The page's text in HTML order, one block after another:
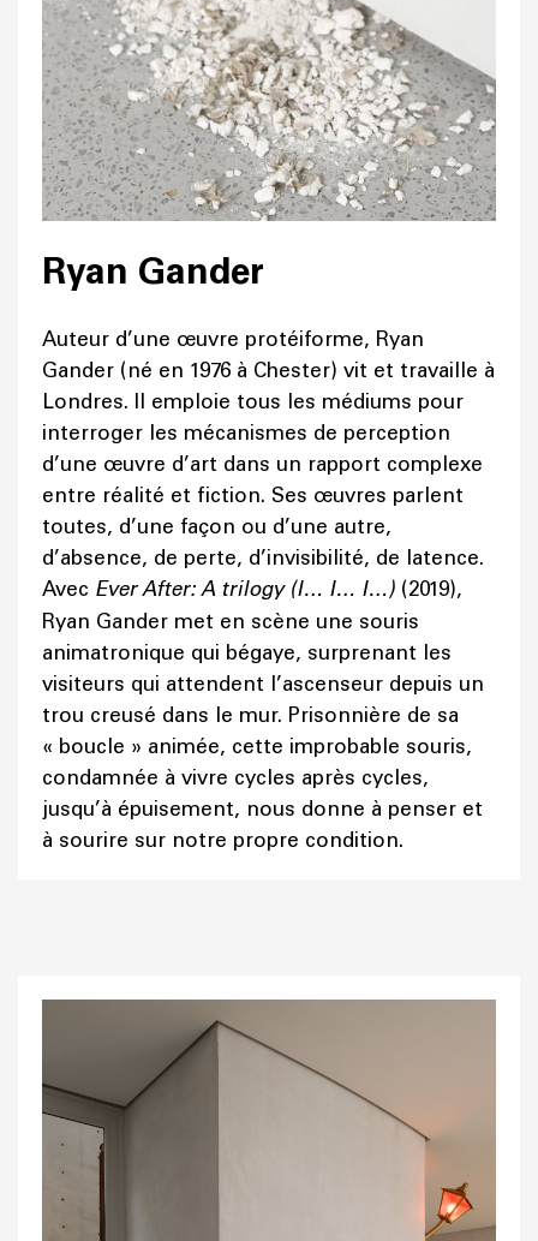
Ryan Gander
Auteur d’une œuvre protéiforme, Ryan
Gander (né en 1976 à Chester) vit et travaille à
Londres. Il emploie tous les médiums pour
interroger les mécanismes de perception
d’une œuvre d’art dans un rapport complexe
entre réalité et fiction. Ses œuvres parlent
toutes, d’une façon ou d’une autre,
d’absence, de perte, d’invisibilité, de latence.
Avec Ever After: A trilogy (I… I… I…) (2019),
Ryan Gander met en scène une souris
animatronique qui bégaye, surprenant les
visiteurs qui attendent l’ascenseur depuis un
trou creusé dans le mur. Prisonnière de sa
« boucle » animée, cette improbable souris,
condamnée à vivre cycles après cycles,
jusqu’à épuisement, nous donne à penser et
à sourire sur notre propre condition.